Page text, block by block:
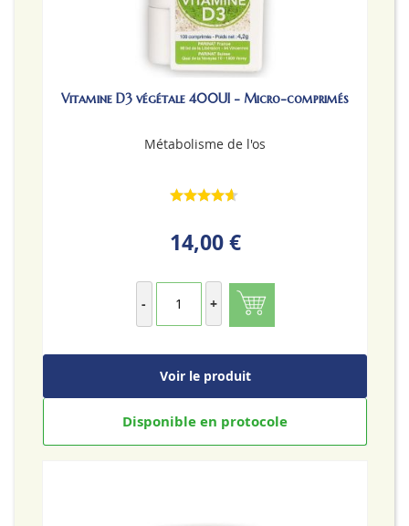
Vitamine D3 végétale 400UI - Micro-comprimés
Métabolisme de l'os
14,00 €
- +
Voir le produit
Disponible en protocole